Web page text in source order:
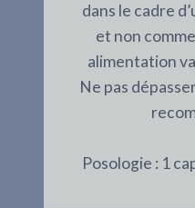
dans le cadre
et non
alimentation
Ne pas
Posologie : 1